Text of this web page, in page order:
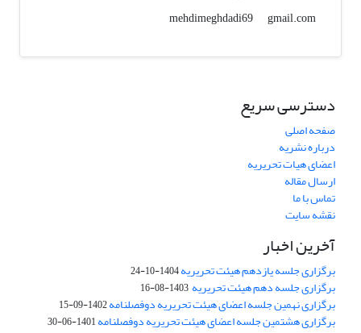
mehdimeghdadi69
gmail.com
دسترسی سریع
صفحه اصلی
درباره نشریه
اعضای هیات تحریریه
ارسال مقاله
تماس با ما
نقشه سایت
آخرین اخبار
برگزاری جلسه یازدهم هیئت تحریریه1404-10-24
برگزاری جلسه دهم هیئت تحریریه 1403-08-16
برگزاری نهمین جلسه اعضای هیئت تحریریه دوفصلنامه1402-09-15
برگزاری هشتمین جلسه اعضای هیئت تحریریه دوفصلنامه1401-06-30